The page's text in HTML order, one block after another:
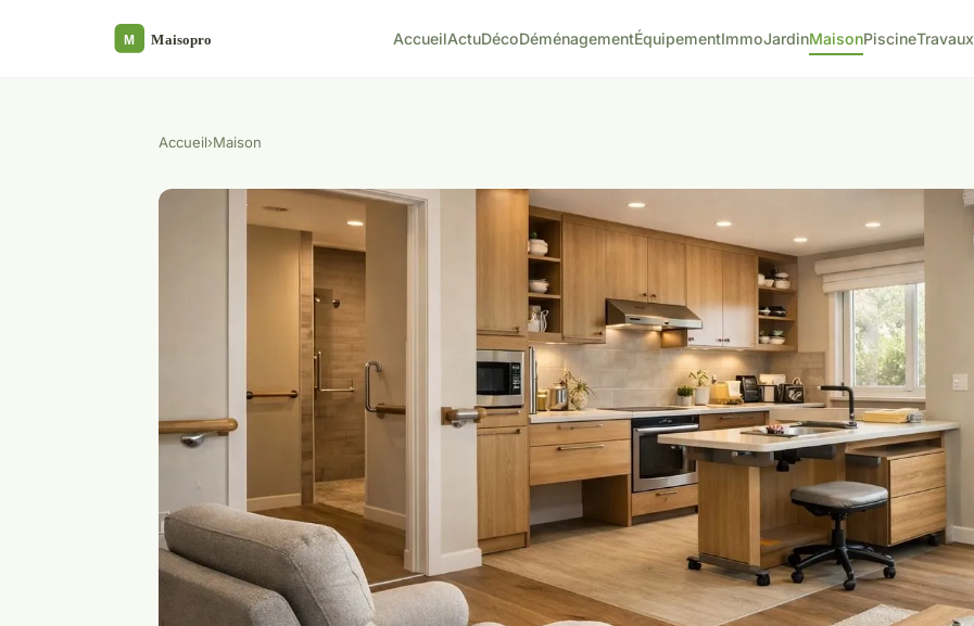
AccueilActuDécoDéménagementÉquipementImmoJardinMaisonPiscineTravaux
Accueil›Maison